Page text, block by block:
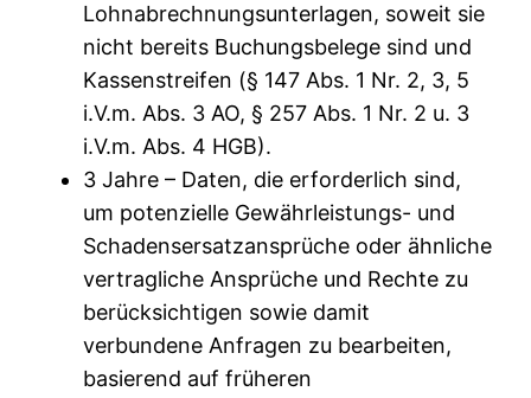
Lohnabrechnungsunterlagen, soweit sie
nicht bereits Buchungsbelege sind und
Kassenstreifen (§ 147 Abs. 1 Nr. 2, 3, 5
i.V.m. Abs. 3 AO, § 257 Abs. 1 Nr. 2 u. 3
i.V.m. Abs. 4 HGB).
3 Jahre – Daten, die erforderlich sind,
um potenzielle Gewährleistungs- und
Schadensersatzansprüche oder ähnliche
vertragliche Ansprüche und Rechte zu
berücksichtigen sowie damit
verbundene Anfragen zu bearbeiten,
basierend auf früheren